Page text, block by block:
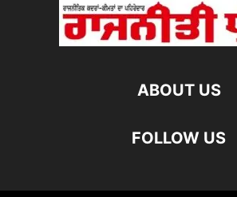
ABOUT US
FOLLOW US